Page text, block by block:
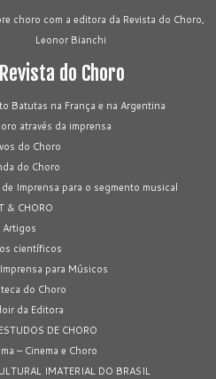
choro com a editora da Revista do Choro,
Leonor Bianchi
do Choro
Batutas na França e na Argentina
através da imprensa
do Choro
do Choro
Imprensa para o segmento musical
& CHORO
Artigos
científicos
para Músicos
do Choro
da Editora
DE CHORO
– Cinema e Choro
IMATERIAL DO BRASIL